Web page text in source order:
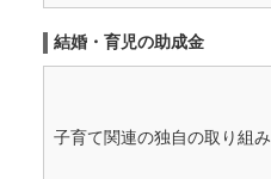
結婚・育児の助成金
子育て関連の独自の取り組み